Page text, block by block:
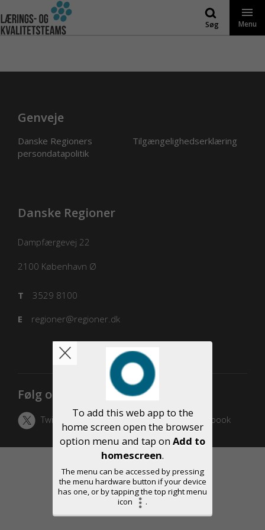
til
indhold
Søg Menu
Genveje
Danske Regioners
persondatapolitik
Tilgængelighedserklæring
Danske Regioner
Dampfærgevej 22
2100 København Ø
3529 8100
T
regioner@regioner.dk
E
Følg os
Twitter LinkedIn Facebook
To add this web app to the
home screen open the browser
option menu and tap on Add to
homescreen.
The menu can be accessed by pressing
the menu hardware button if your device
has one, or by tapping the top right menu
icon
.